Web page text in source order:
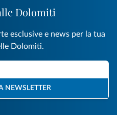
Dolomiti
esclusive e news per la tua
Dolomiti.
NEWSLETTER